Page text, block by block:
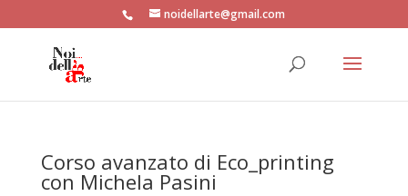
noidellarte@gmail.com
Corso avanzato di Eco_printing
con Michela Pasini